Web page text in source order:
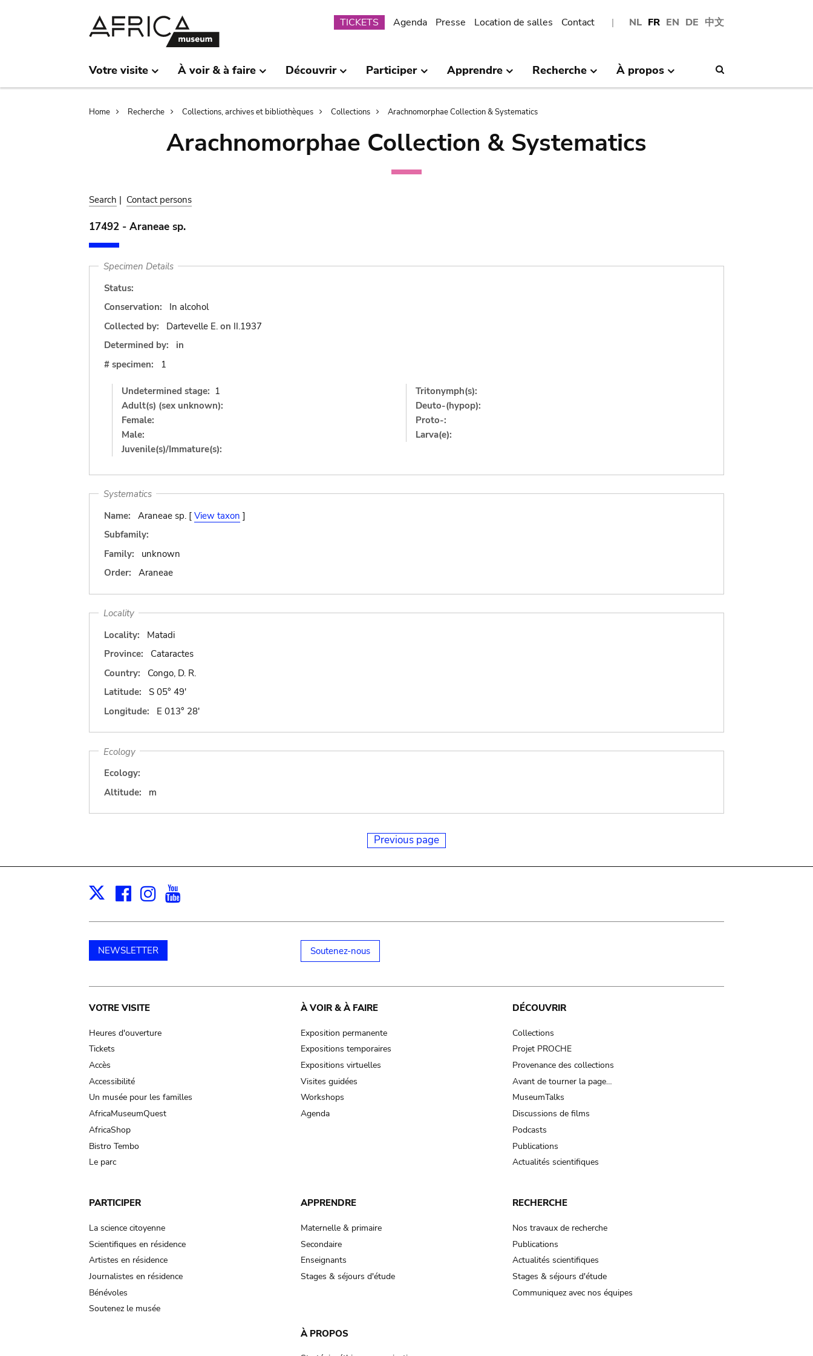
NL FR EN DE 中文
Submenu
TICKETS Agenda Presse Location de salles Contact
Votre visite À voir & à faire Découvrir Participer Apprendre Recherche À propos
Breadcrumb
Home Recherche Collections, archives et bibliothèques Collections Arachnomorphae Collection & Systematics
Arachnomorphae Collection & Systematics
Search | Contact persons
17492 - Araneae sp.
Specimen Details
Status:
Conservation:
In alcohol
Collected by:
Dartevelle E. on II.1937
Determined by:
in
# specimen:
1
Undetermined stage: 1
Adult(s) (sex unknown):
Female:
Male:
Juvenile(s)/Immature(s):
Tritonymph(s):
Deuto-(hypop):
Proto-:
Larva(e):
Systematics
Name:
Araneae sp. [ View taxon ]
Subfamily:
Family:
unknown
Order:
Araneae
Locality
Locality:
Matadi
Province:
Cataractes
Country:
Congo, D. R.
Latitude:
S 05° 49'
Longitude:
E 013° 28'
Ecology
Ecology:
Altitude:
m
Previous page
X Facebook
Instagram
NEWSLETTER Soutenez-nous
Main
navigation
VOTRE VISITE
Heures d'ouverture
Tickets
Accès
Accessibilité
Un musée pour les familles
AfricaMuseumQuest
AfricaShop
Bistro Tembo
Le parc
À VOIR & À FAIRE
Exposition permanente
Expositions temporaires
Expositions virtuelles
Visites guidées
Workshops
Agenda
DÉCOUVRIR
Collections
Projet PROCHE
Provenance des collections
Avant de tourner la page…
MuseumTalks
Discussions de films
Podcasts
Publications
Actualités scientifiques
PARTICIPER
La science citoyenne
Scientifiques en résidence
Artistes en résidence
Journalistes en résidence
Bénévoles
Soutenez le musée
APPRENDRE
Maternelle & primaire
Secondaire
Enseignants
Stages & séjours d'étude
RECHERCHE
Nos travaux de recherche
Publications
Actualités scientifiques
Stages & séjours d'étude
Communiquez avec nos équipes
À PROPOS